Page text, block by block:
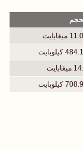
ميغابايت
كيلوبايت
كيلوبايت